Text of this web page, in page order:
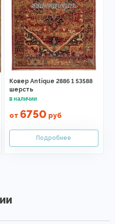
Ковер Antique 2886 1 53588
шерсть
от 6750 руб